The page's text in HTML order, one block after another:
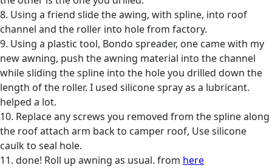
8. Using a friend slide the awing, with spline, into roof
channel and the roller into hole from factory.
9. Using a plastic tool, Bondo spreader, one came with my
new awning, push the awning material into the channel
while sliding the spline into the hole you drilled down the
length of the roller. I used silicone spray as a lubricant.
helped a lot.
10. Replace any screws you removed from the spline along
the roof attach arm back to camper roof, Use silicone
caulk to seal hole.
11. done! Roll up awning as usual. from here